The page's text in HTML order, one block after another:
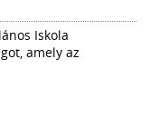
Iskola
amely az